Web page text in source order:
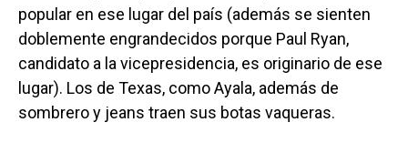
popular en ese lugar del país (además se sienten
doblemente engrandecidos porque Paul Ryan,
candidato a la vicepresidencia, es originario de ese
lugar). Los de Texas, como Ayala, además de
sombrero y jeans traen sus botas vaqueras.